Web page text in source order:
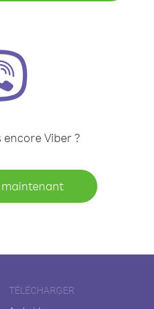
encore Viber ?
TÉLÉCHARGER